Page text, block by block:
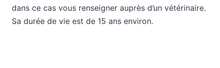
dans ce cas vous renseigner auprès d’un vétérinaire.
Sa durée de vie est de 15 ans environ.